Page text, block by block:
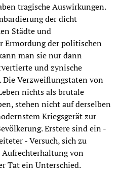
tragische Auswirkungen.
der dicht
Städte und
Ermordung der politischen
man sie nur dann
und zynische
Verzweiflungstaten von
nichts als brutale
stehen nicht auf derselben
Kriegsgerät zur
Erstere sind ein -
- Versuch, sich zu
von
Tat ein Unterschied.